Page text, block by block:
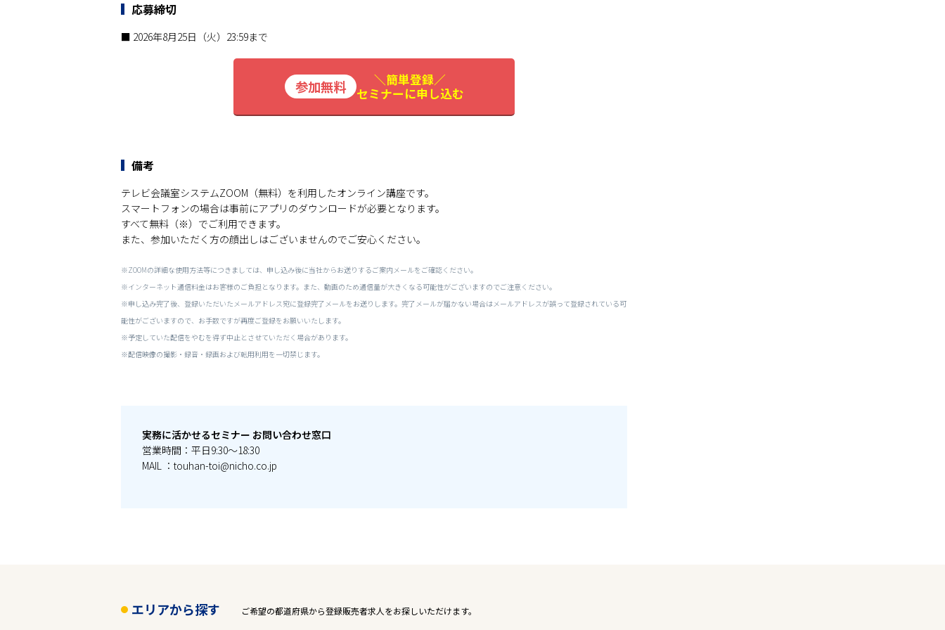
応募締切
■ 2026年8月25日（火）23:59まで
＼簡単登録／
セミナーに申し込む
備考
テレビ会議室システムZOOM（無料）を利用したオンライン講座です。
スマートフォンの場合は事前にアプリのダウンロードが必要となります。
すべて無料（※）でご利用できます。
また、参加いただく方の顔出しはございませんのでご安心ください。
※ZOOMの詳細な使用方法等につきましては、申し込み後に当社からお送りするご案内メールをご確認ください。
※インターネット通信料金はお客様のご負担となります。また、動画のため通信量が大きくなる可能性がございますのでご注意ください。
※申し込み完了後、登録いただいたメールアドレス宛に登録完了メールをお送りします。 完了メールが届かない場合はメールアドレスが誤って登録されている可
能性がございますので、お手数ですが再度ご登録をお願いいたします。
※予定していた配信をやむを得ず中止とさせていただく場合があります。
※配信映像の撮影・録音・録画および転用利用を一切禁じます。
実務に活かせるセミナー お問い合わせ窓口
営業時間：平日9:30～18:30
MAIL ：touhan-toi@nicho.co.jp
エリアから探す ご希望の都道府県から登録販売者求人をお探しいただけます。